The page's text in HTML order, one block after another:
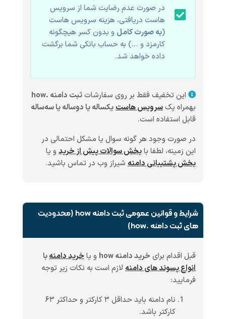
در صورت عدم رضایت شما از سرویس
هاست دریافتی، هزینه سرویس هاست
(به صورت کامل و بدون کسر هیچگونه
کارمزد و …) به حساب بانکی شما برگشت
داده خواهد شد.
این تخفیف فقط بر روی سفارشاتثبت دامنه .how
بهمراه یکسرویس هاستیکساله یا دوساله یا سه‌ساله
قابل استفاده است.
در صورت وجود هر گونه سوال یا مشکل احتمالی در
این زمینه، لطفا بابخش سوالات پیش از خریدو یا
بخش پشتیبانی دامنه شیراز وب در تماس باشید.
شرایط و قوانین عمومی ثبت دامنه how (محدودیت
های ثبت دامنه .how)
قبل اقدام برای خرید دامنه how و یاخرید دامنهبا
انواع پسوند های دامنه لازم است به نکات زیر توجه
فرمایید:
نام دامنه باید حداقل ۳ کارکتر و حداکثر ۶۳
کارکتر باشد.